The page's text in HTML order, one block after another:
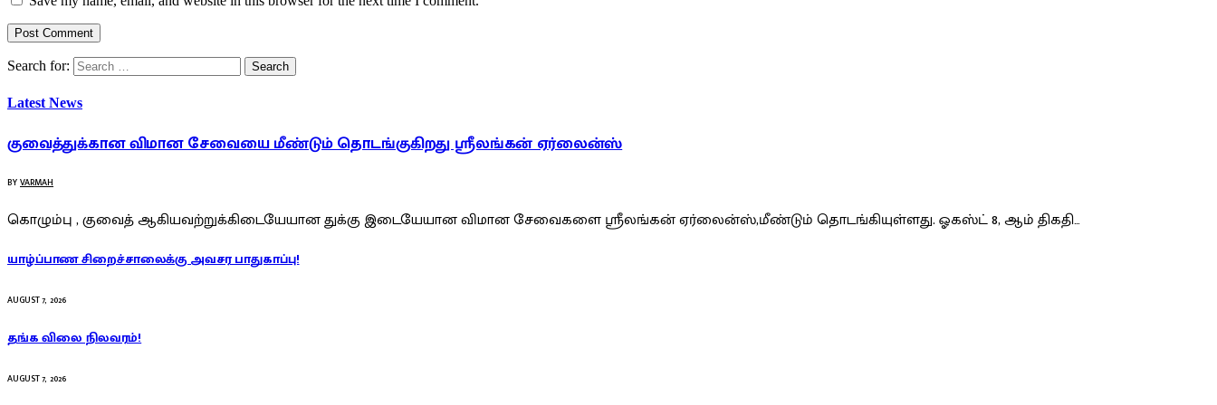
Search for:
Latest News
குவைத்துக்கான விமான சேவையை மீண்டும் தொடங்குகிறது ஸ்ரீலங்கன் ஏர்லைன்ஸ்
BYVARMAH
கொழும்பு , குவைத் ஆகியவற்றுக்கிடையேயான துக்கு இடையேயான விமான சேவைகளை ஸ்ரீலங்கன் ஏர்லைன்ஸ்,மீண்டும் தொடங்கியுள்ளது. ஓகஸ்ட் 8, ஆம் திகதி…
யாழ்ப்பாண சிறைச்சாலைக்கு அவசர பாதுகாப்பு!
AUGUST 7, 2026
தங்க விலை நிலவரம்!
AUGUST 7, 2026